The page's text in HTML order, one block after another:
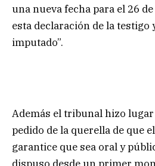
una nueva fecha para el 26
esta declaración de la testigo
imputado”.
Además el tribunal hizo
pedido de la querella de que
garantice que sea oral y